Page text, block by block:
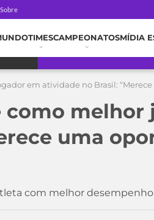
Sobre
TIMESCAMPEONATOSMÍDIA
em atividade no Brasil:
melhor
uma
com melhor desempenho